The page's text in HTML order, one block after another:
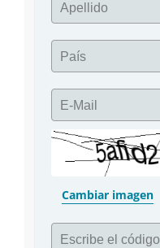
Apellido
País
E-Mail
Cambiar imagen
Escribe el código